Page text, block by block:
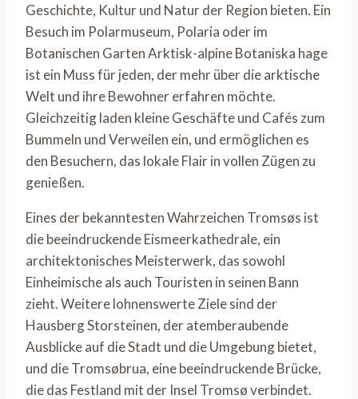
Geschichte, Kultur und Natur der Region bieten. Ein
Besuch im Polarmuseum, Polaria oder im
Botanischen Garten Arktisk-alpine Botaniska hage
ist ein Muss für jeden, der mehr über die arktische
Welt und ihre Bewohner erfahren möchte.
Gleichzeitig laden kleine Geschäfte und Cafés zum
Bummeln und Verweilen ein, und ermöglichen es
den Besuchern, das lokale Flair in vollen Zügen zu
genießen.
Eines der bekanntesten Wahrzeichen Tromsøs ist
die beeindruckende Eismeerkathedrale, ein
architektonisches Meisterwerk, das sowohl
Einheimische als auch Touristen in seinen Bann
zieht. Weitere lohnenswerte Ziele sind der
Hausberg Storsteinen, der atemberaubende
Ausblicke auf die Stadt und die Umgebung bietet,
und die Tromsøbrua, eine beeindruckende Brücke,
die das Festland mit der Insel Tromsø verbindet.